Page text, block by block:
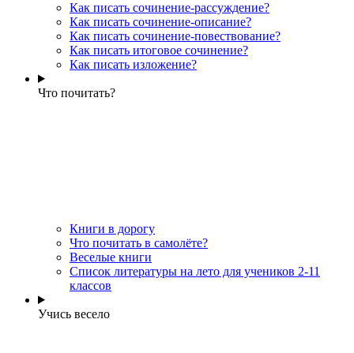
Как писать сочинение-рассуждение?
Как писать сочинение-описание?
Как писать сочинение-повествование?
Как писать итоговое сочинение?
Как писать изложение?
Что почитать?
Книги в дорогу
Что почитать в самолёте?
Веселые книги
Cписок литературы на лето для учеников 2-11
классов
Учись весело